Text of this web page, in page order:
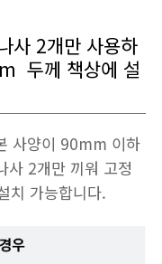
사 2개만 사용하
두께 책상에 설
사양이 90mm 이하
사 2개만 끼워 고정
치 가능합니다.